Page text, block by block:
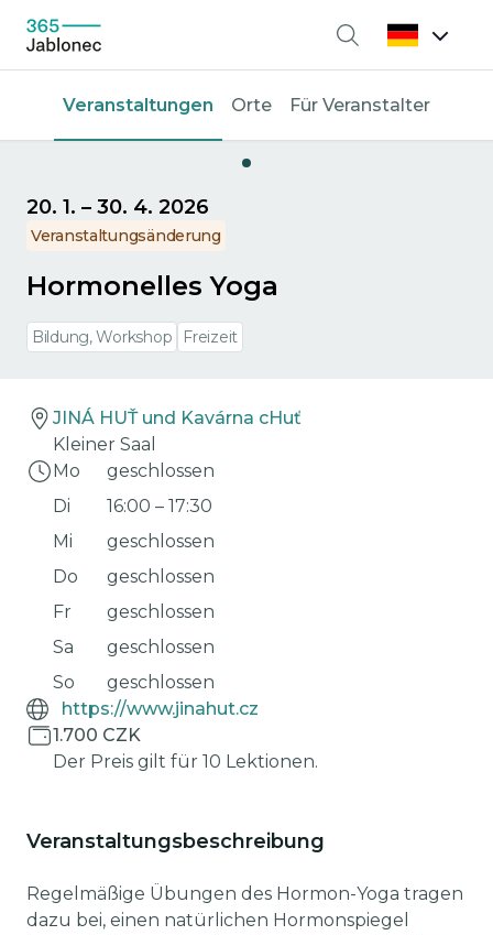
Suche
Veranstaltungen Orte Für Veranstalter
20. 1. – 30. 4. 2026
Veranstaltungsänderung
Hormonelles Yoga
Bildung, Workshop Freizeit
JINÁ HUŤ und Kavárna cHuť
Kleiner Saal
Mo
geschlossen
Di
16:00 – 17:30
Mi
geschlossen
Do
geschlossen
Fr
geschlossen
Sa
geschlossen
So
geschlossen
https://www.jinahut.cz
1.700 CZK
Der Preis gilt für 10 Lektionen.
Veranstaltungsbeschreibung
Regelmäßige Übungen des Hormon-Yoga tragen
dazu bei, einen natürlichen Hormonspiegel